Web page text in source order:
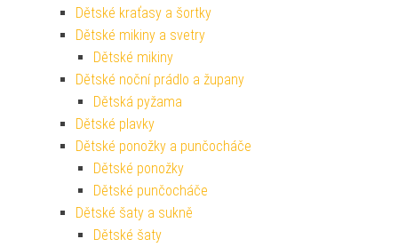
Dětské kraťasy a šortky
Dětské mikiny a svetry
Dětské mikiny
Dětské noční prádlo a župany
Dětská pyžama
Dětské plavky
Dětské ponožky a punčocháče
Dětské ponožky
Dětské punčocháče
Dětské šaty a sukně
Dětské šaty